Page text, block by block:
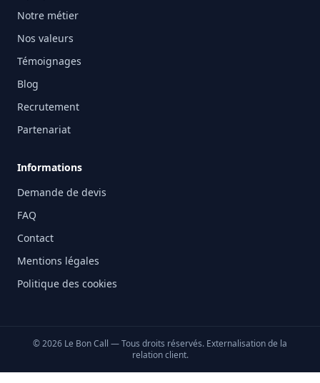
Notre métier
Nos valeurs
Témoignages
Blog
Recrutement
Partenariat
Informations
Demande de devis
FAQ
Contact
Mentions légales
Politique des cookies
©2026 Le Bon Call — Tous droits réservés. Externalisation de la
relation client.